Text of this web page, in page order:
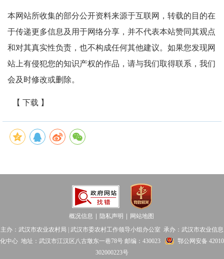
本网站所收集的部分公开资料来源于互联网，转载的目的在
于传递更多信息及用于网络分享，并不代表本站赞同其观点
和对其真实性负责，也不构成任何其他建议。如果您发现网
站上有侵犯您的知识产权的作品，请与我们取得联系，我们
会及时修改或删除。
【 下载 】
概况信息 隐私声明
网站地图
主办：武汉市农业农村局 | 武汉市委农村工作领导小组办公室 承办：武汉市农业信息
化中心 地址：武汉市江汉区八古墩东一巷78号 邮编：430023
鄂公网安备 42010
302000223号